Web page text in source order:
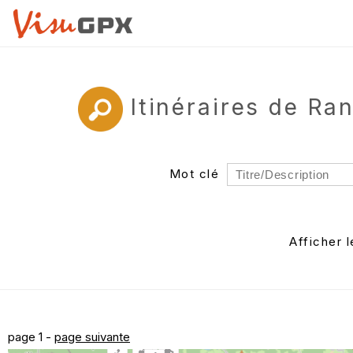
Itinéraires de
Mot clé
Auteur
Afficher
page 1 - page suivante